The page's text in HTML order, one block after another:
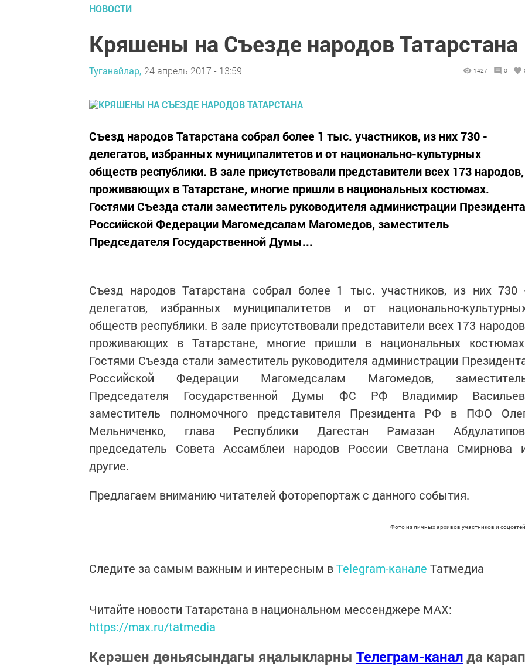
НОВОСТИ
Кряшены на Съезде народов Татарстана
Туганайлар, 24 апрель 2017 - 13:59 1427 0
Съезд народов Татарстана собрал более 1 тыс. участников, из них 730 -
делегатов, избранных муниципалитетов и от национально-культурных
обществ республики. В зале присутствовали представители всех 173 народов,
проживающих в Татарстане, многие пришли в национальных костюмах.
Гостями Съезда стали заместитель руководителя администрации Президента
Российской Федерации Магомедсалам Магомедов, заместитель
Председателя Государственной Думы...
Съезд народов Татарстана собрал более 1 тыс. участников, из них 730
делегатов, избранных муниципалитетов и от национально-
обществ республики. В зале присутствовали представители всех 173
проживающих в Татарстане, многие пришли в национальных
Гостями Съезда стали заместитель руководителя администрации
Российской Федерации Магомедсалам Магомедов,
Председателя Государственной Думы ФС РФ Владимир
заместитель полномочного представителя Президента РФ в ПФО
Мельниченко, глава Республики Дагестан Рамазан
председатель Совета Ассамблеи народов России Светлана Смирнова
другие.
Предлагаем вниманию читателей фоторепортаж с данного события.
Фото из личных архивов участников и
Следите за самым важным и интересным вTelegram-канале Татмедиа
Читайте новости Татарстана в национальном мессенджере MАХ:
https://max.ru/tatmedia
Керәшен дөньясындагы яңалыкларны Телеграм-каналда карап